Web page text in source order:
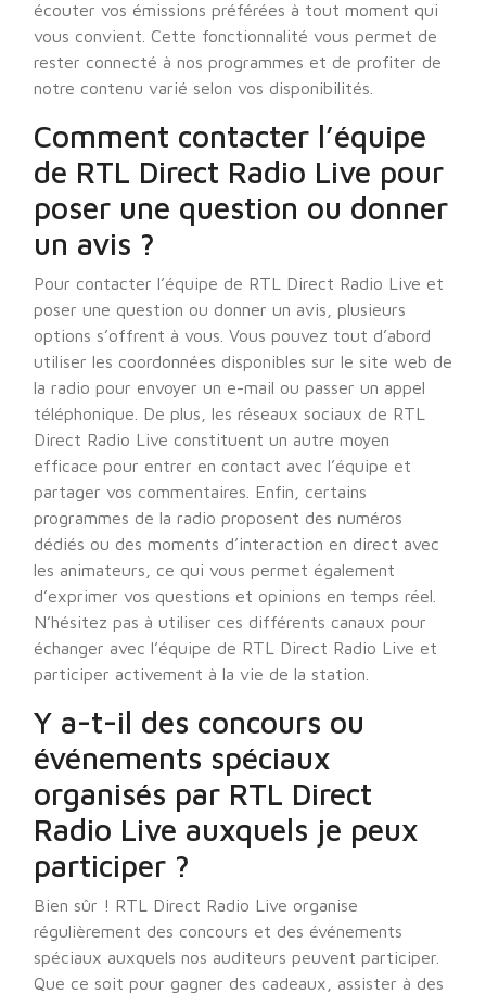
écouter vos émissions préférées à tout moment qui
vous convient. Cette fonctionnalité vous permet de
rester connecté à nos programmes et de profiter de
notre contenu varié selon vos disponibilités.
Comment contacter l’équipe
de RTL Direct Radio Live pour
poser une question ou donner
un avis ?
Pour contacter l’équipe de RTL Direct Radio Live et
poser une question ou donner un avis, plusieurs
options s’offrent à vous. Vous pouvez tout d’abord
utiliser les coordonnées disponibles sur le site web de
la radio pour envoyer un e-mail ou passer un appel
téléphonique. De plus, les réseaux sociaux de RTL
Direct Radio Live constituent un autre moyen
efficace pour entrer en contact avec l’équipe et
partager vos commentaires. Enfin, certains
programmes de la radio proposent des numéros
dédiés ou des moments d’interaction en direct avec
les animateurs, ce qui vous permet également
d’exprimer vos questions et opinions en temps réel.
N’hésitez pas à utiliser ces différents canaux pour
échanger avec l’équipe de RTL Direct Radio Live et
participer activement à la vie de la station.
Y a-t-il des concours ou
événements spéciaux
organisés par RTL Direct
Radio Live auxquels je peux
participer ?
Bien sûr ! RTL Direct Radio Live organise
régulièrement des concours et des événements
spéciaux auxquels nos auditeurs peuvent participer.
Que ce soit pour gagner des cadeaux, assister à des